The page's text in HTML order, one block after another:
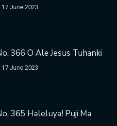
17 June 2023
366 O Ale Jesus Tuhanki
17 June 2023
365 Haleluya! Puji Ma